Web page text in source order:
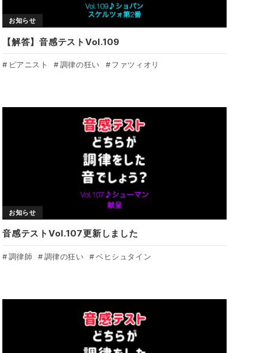
お知らせ
【解答】音感テストVol.109
ピアニスト 調律の狂い ファツィオリ
お知らせ
音感テストVol.107更新しました
調律師 調律の狂い ベヒシュタイン